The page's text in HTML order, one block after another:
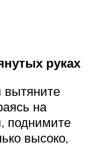
руках
вытяните
на
поднимите
высоко,